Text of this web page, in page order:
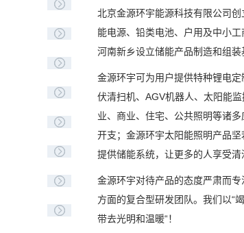
北京金源环宇能源科技有限公司
能电源、铅类电池、户用及中小
河南新乡设立储能产品制造和组
金源环宇可为用户提供特种锂电
伏清扫机、AGV机器人、太阳能
业、商业、住宅、公共照明等诸
开支；金源环宇太阳能照明产品
提供储能系统，让更多的人享受清
金源环宇对待产品的态度严肃而
方面的复合型研发团队。我们以“
带去光明和温暖“！